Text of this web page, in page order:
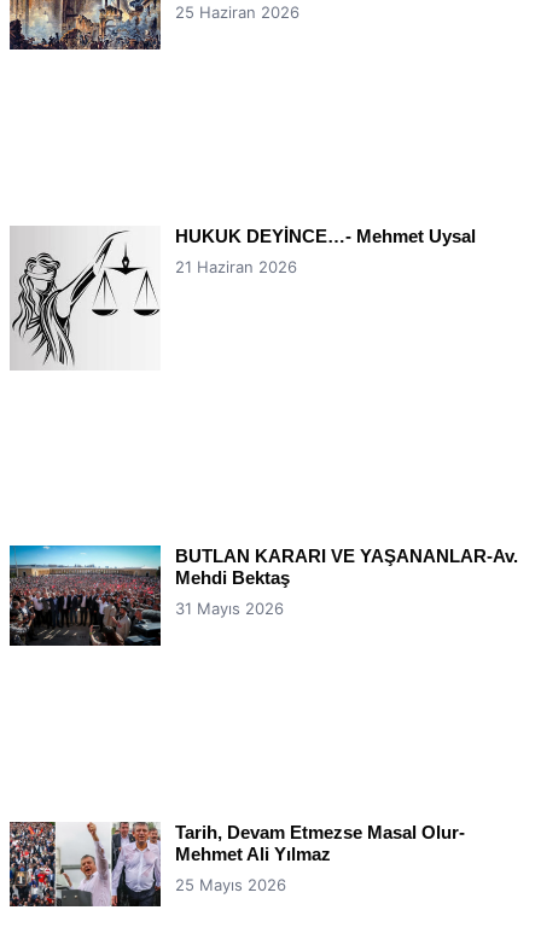
25 Haziran 2026
HUKUK DEYİNCE…- Mehmet Uysal
21 Haziran 2026
BUTLAN KARARI VE YAŞANANLAR-Av.
Mehdi Bektaş
31 Mayıs 2026
Tarih, Devam Etmezse Masal Olur-
Mehmet Ali Yılmaz
25 Mayıs 2026